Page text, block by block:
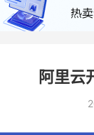
阿里云